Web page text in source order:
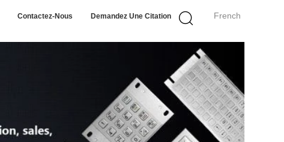
French
Contactez-Nous Demandez Une Citation